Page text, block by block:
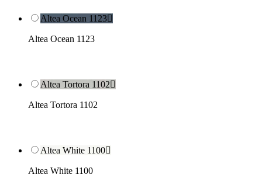
Altea Ocean 1123
Altea Ocean 1123
Altea Tortora 1102
Altea Tortora 1102
Altea White 1100
Altea White 1100